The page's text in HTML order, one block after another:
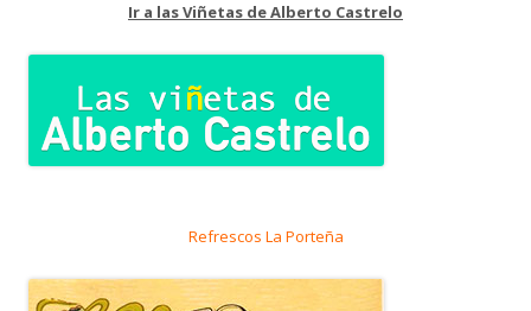
Ir a las Viñetas de Alberto Castrelo
Refrescos La Porteña